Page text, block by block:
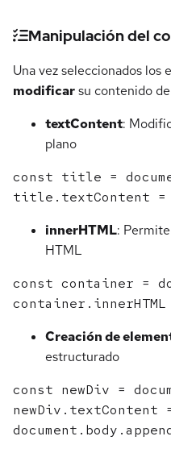
Detalles del
Manipulación del
Una vez seleccionados
modificarsu contenido
textContent:
plano
const title =
innerHTML:
HTML
const container =
Creación de
estructurado
const newDiv =
newDiv.textContent